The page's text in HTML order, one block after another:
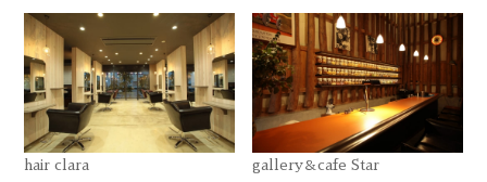
hair clara gallery＆cafe Star